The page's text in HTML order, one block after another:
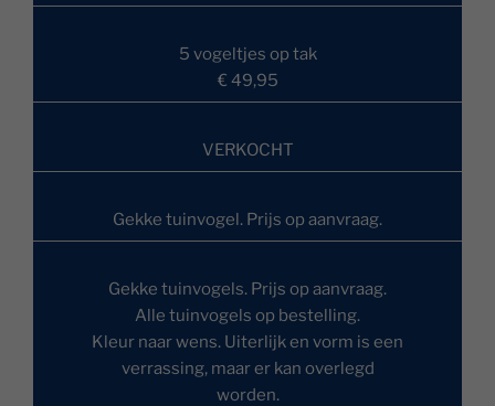
5 vogeltjes op tak
€ 49,95
VERKOCHT
Gekke tuinvogel. Prijs op aanvraag.
Gekke tuinvogels. Prijs op aanvraag.
Alle tuinvogels op bestelling.
Kleur naar wens. Uiterlijk en vorm is een
verrassing, maar er kan overlegd
worden.